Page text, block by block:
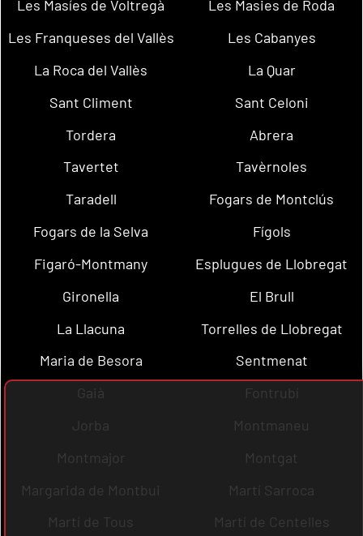
Les Masíes de Voltregà
Les Masies de Roda
Les Franqueses del Vallès
Les Cabanyes
La Roca del Vallès
La Quar
Sant Climent
Sant Celoni
Tordera
Abrera
Tavertet
Tavèrnoles
Taradell
Fogars de Montclús
Fogars de la Selva
Fígols
Figaró-Montmany
Esplugues de Llobregat
Gironella
El Brull
La Llacuna
Torrelles de Llobregat
Maria de Besora
Sentmenat
Gaià
Fontrubí
Jorba
Montmaneu
Montmajor
Montgat
Margarida de Montbui
Martí Sarroca
Martí de Tous
Martí de Centelles